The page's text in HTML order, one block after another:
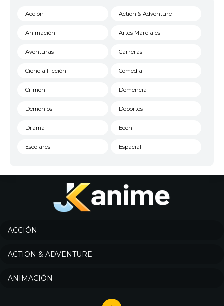
Acción Action & Adventure
Animación Artes Marciales
Aventuras Carreras
Ciencia Ficción Comedia
Crimen Demencia
Demonios Deportes
Drama Ecchi
Escolares Espacial
Historico
Josei
Música
ACCIÓN
ACTION & ADVENTURE
ANIMACIÓN